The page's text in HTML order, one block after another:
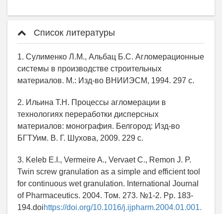
Список литературы
1. Сулименко Л.М., Альбац Б.С. Агломерационные
системы в производстве строительных
материалов. М.: Изд-во ВНИИЭСМ, 1994. 297 с.
2. Ильина Т.Н. Процессы агломерации в
технологиях переработки дисперсных
материалов: монография. Белгород: Изд-во
БГТУим. В. Г. Шухова, 2009. 229 с.
3. Keleb E.I., Vermeire A., Vervaet C., Remon J. P.
Twin screw granulation as a simple and efficient tool
for continuous wet granulation. International Journal
of Pharmaceutics. 2004. Том. 273. №1-2. Pp. 183-
194.doihttps://doi.org/10.1016/j.ijpharm.2004.01.001.